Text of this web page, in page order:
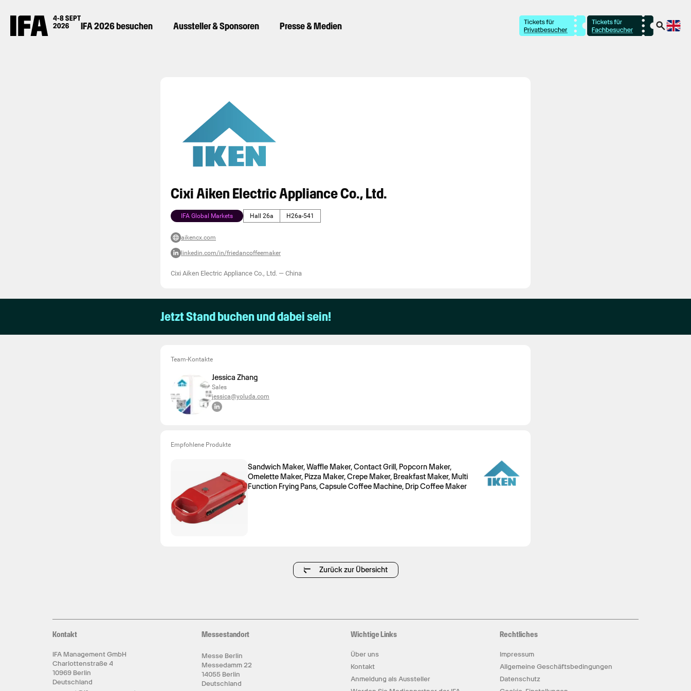
IFA 2026 besuchen Aussteller & Sponsoren Presse & Medien
Cixi Aiken Electric Appliance Co., Ltd.
IFA Global Markets Hall 26a H26a-541
aikencx.com
linkedin.com/in/friedancoffeemaker
Cixi Aiken Electric Appliance Co., Ltd. — China
Jetzt Stand buchen und dabei sein!
Team-Kontakte
Jessica Zhang
Sales
jessica@yoluda.com
Empfohlene Produkte
Sandwich Maker, Waffle Maker, Contact Grill, Popcorn Maker,
Omelette Maker, Pizza Maker, Crepe Maker, Breakfast Maker, Multi
Function Frying Pans, Capsule Coffee Machine, Drip Coffee Maker
Zurück zur Übersicht
Kontakt
IFA Management GmbH
Charlottenstraße 4
10969 Berlin
Deutschland
Messestandort
Messe Berlin
Messedamm 22
14055 Berlin
Deutschland
Wichtige Links
Über uns
Kontakt
Anmeldung als Aussteller
Rechtliches
Impressum
Allgemeine Geschäftsbedingungen
Datenschutz